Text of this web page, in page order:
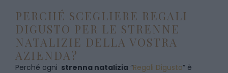
PERCHÉ SCEGLIERE REGALI
DIGUSTO PER LE STRENNE
NATALIZIE DELLA VOSTRA
AZIENDA?
Perché ogni strenna natalizia “Regali Digusto” è